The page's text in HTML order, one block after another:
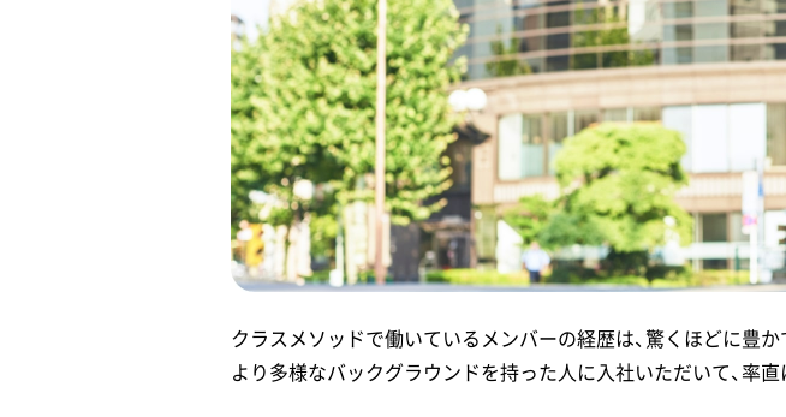
クラスメソッドで働いているメンバーの経歴は、驚くほどに豊
より多様なバックグラウンドを持った人に入社いただいて、率